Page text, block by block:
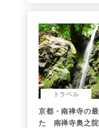
トラベル
京都・南禅寺の
た 南禅寺奥之